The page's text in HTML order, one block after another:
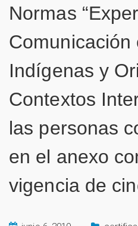
Normas
Comunicación
Indígenas y
Contextos
las personas
en el anexo
vigencia de